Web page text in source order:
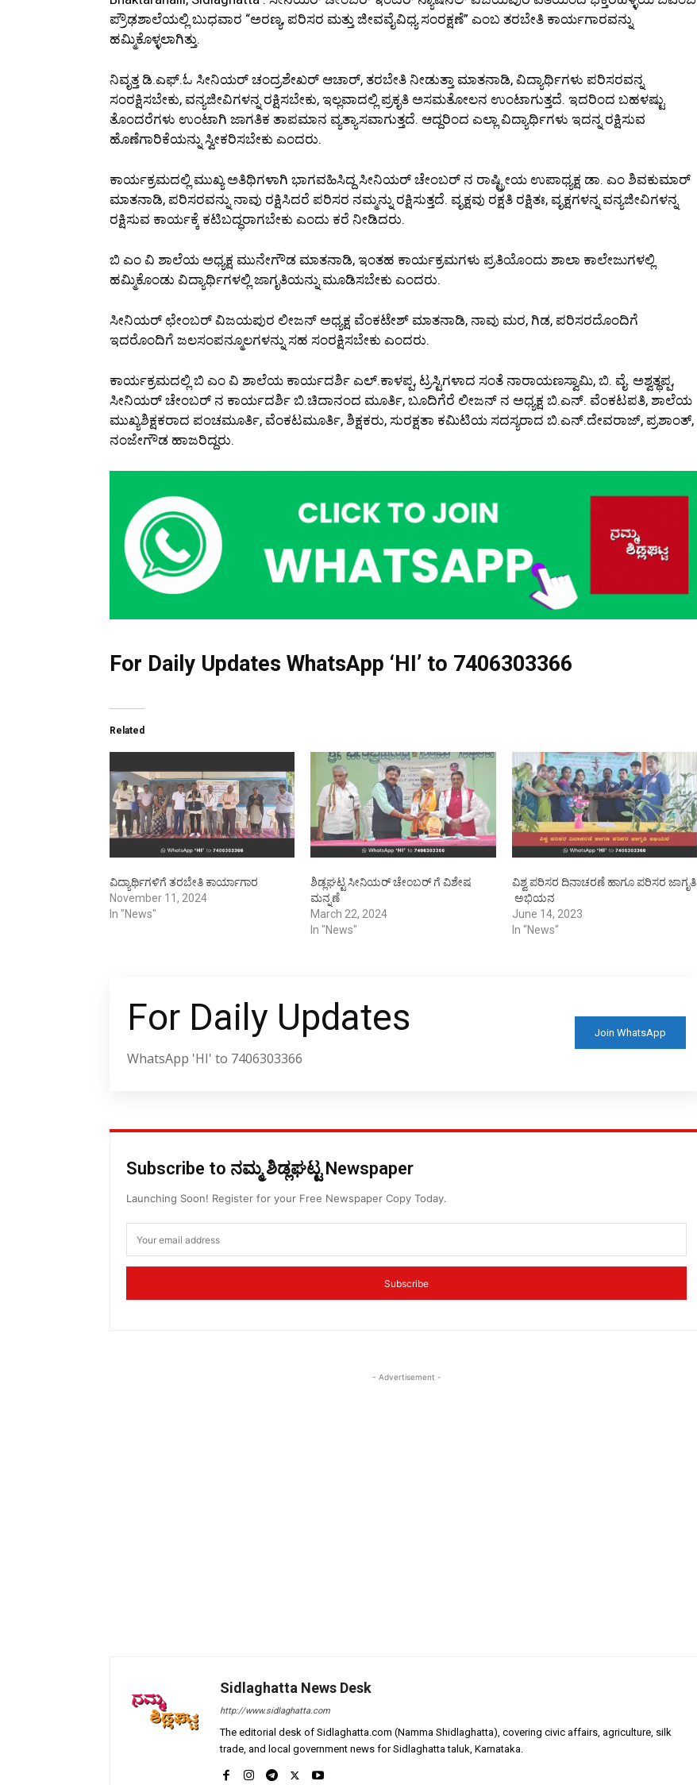
ಪ್ರೌಢಶಾಲೆಯಲ್ಲಿ ಬುಧವಾರ “ಅರಣ್ಯ, ಪರಿಸರ ಮತ್ತು ಜೀವವೈವಿಧ್ಯ ಸಂರಕ್ಷಣೆ” ಎಂಬ ತರಬೇತಿ ಕಾರ್ಯಗಾರವನ್ನು
ಹಮ್ಮಿಕೊಳ್ಳಲಾಗಿತ್ತು.
ನಿವೃತ್ತ ಡಿ.ಎಫ್.ಓ ಸೀನಿಯರ್ ಚಂದ್ರಶೇಖರ್ ಆಚಾರ್, ತರಬೇತಿ ನೀಡುತ್ತಾ ಮಾತನಾಡಿ, ವಿದ್ಯಾರ್ಥಿಗಳು ಪರಿಸರವನ್ನ
ಸಂರಕ್ಷಿಸಬೇಕು, ವನ್ಯಜೀವಿಗಳನ್ನ ರಕ್ಷಿಸಬೇಕು, ಇಲ್ಲವಾದಲ್ಲಿ ಪ್ರಕೃತಿ ಅಸಮತೋಲನ ಉಂಟಾಗುತ್ತದೆ. ಇದರಿಂದ ಬಹಳಷ್ಟು
ತೊಂದರೆಗಳು ಉಂಟಾಗಿ ಜಾಗತಿಕ ತಾಪಮಾನ ವ್ಯತ್ಯಾಸವಾಗುತ್ತದೆ. ಆದ್ದರಿಂದ ಎಲ್ಲಾ ವಿದ್ಯಾರ್ಥಿಗಳು ಇದನ್ನ ರಕ್ಷಿಸುವ
ಹೊಣೆಗಾರಿಕೆಯನ್ನು ಸ್ವೀಕರಿಸಬೇಕು ಎಂದರು.
ಕಾರ್ಯಕ್ರಮದಲ್ಲಿ ಮುಖ್ಯ ಅತಿಥಿಗಳಾಗಿ ಭಾಗವಹಿಸಿದ್ದ ಸೀನಿಯರ್ ಚೇಂಬರ್ ನ ರಾಷ್ಟ್ರೀಯ ಉಪಾಧ್ಯಕ್ಷ ಡಾ. ಎಂ ಶಿವಕುಮಾರ್
ಮಾತನಾಡಿ, ಪರಿಸರವನ್ನು ನಾವು ರಕ್ಷಿಸಿದರೆ ಪರಿಸರ ನಮ್ಮನ್ನು ರಕ್ಷಿಸುತ್ತದೆ. ವೃಕ್ಷವು ರಕ್ಷತಿ ರಕ್ಷಿತಃ, ವೃಕ್ಷಗಳನ್ನ ವನ್ಯಜೀವಿಗಳನ್ನ
ರಕ್ಷಿಸುವ ಕಾರ್ಯಕ್ಕೆ ಕಟಿಬದ್ಧರಾಗಬೇಕು ಎಂದು ಕರೆ ನೀಡಿದರು.
ಬಿ ಎಂ ವಿ ಶಾಲೆಯ ಅಧ್ಯಕ್ಷ ಮುನೇಗೌಡ ಮಾತನಾಡಿ, ಇಂತಹ ಕಾರ್ಯಕ್ರಮಗಳು ಪ್ರತಿಯೊಂದು ಶಾಲಾ ಕಾಲೇಜುಗಳಲ್ಲಿ
ಹಮ್ಮಿಕೊಂಡು ವಿದ್ಯಾರ್ಥಿಗಳಲ್ಲಿ ಜಾಗೃತಿಯನ್ನು ಮೂಡಿಸಬೇಕು ಎಂದರು.
ಸೀನಿಯರ್ ಛೇಂಬರ್ ವಿಜಯಪುರ ಲೀಜನ್ ಅಧ್ಯಕ್ಷ ವೆಂಕಟೇಶ್ ಮಾತನಾಡಿ, ನಾವು ಮರ, ಗಿಡ, ಪರಿಸರದೊಂದಿಗೆ
ಇದರೊಂದಿಗೆ ಜಲಸಂಪನ್ಮೂಲಗಳನ್ನು ಸಹ ಸಂರಕ್ಷಿಸಬೇಕು ಎಂದರು.
ಕಾರ್ಯಕ್ರಮದಲ್ಲಿ ಬಿ ಎಂ ವಿ ಶಾಲೆಯ ಕಾರ್ಯದರ್ಶಿ ಎಲ್.ಕಾಳಪ್ಪ, ಟ್ರಸ್ಟಿಗಳಾದ ಸಂತೆ ನಾರಾಯಣಸ್ವಾಮಿ, ಬಿ. ವೈ. ಅಶ್ವತ್ಥಪ್ಪ,
ಸೀನಿಯರ್ ಚೇಂಬರ್ ನ ಕಾರ್ಯದರ್ಶಿ ಬಿ.ಚಿದಾನಂದ ಮೂರ್ತಿ, ಬೂದಿಗೆರೆ ಲೀಜನ್ ನ ಅಧ್ಯಕ್ಷ ಬಿ.ಎನ್. ವೆಂಕಟಪತಿ, ಶಾಲೆಯ
ಮುಖ್ಯಶಿಕ್ಷಕರಾದ ಪಂಚಮೂರ್ತಿ, ವೆಂಕಟಮೂರ್ತಿ, ಶಿಕ್ಷಕರು, ಸುರಕ್ಷತಾ ಕಮಿಟಿಯ ಸದಸ್ಯರಾದ ಬಿ.ಎನ್.ದೇವರಾಜ್, ಪ್ರಶಾಂತ್,
ನಂಜೇಗೌಡ ಹಾಜರಿದ್ದರು.
For Daily Updates WhatsApp ‘HI’ to 7406303366
Related
ವಿದ್ಯಾರ್ಥಿಗಳಿಗೆ ತರಬೇತಿ ಕಾರ್ಯಾಗಾರ
November 11, 2024
In "News"
ಶಿಡ್ಲಘಟ್ಟ ಸೀನಿಯರ್ ಚೇಂಬರ್ ಗೆ ವಿಶೇಷ
ಮನ್ನಣೆ
March 22, 2024
In "News"
ವಿಶ್ವ ಪರಿಸರ ದಿನಾಚರಣೆ ಹಾಗೂ ಪರಿಸರ ಜಾಗೃತಿ
ಅಭಿಯನ
June 14, 2023
In "News"
For Daily Updates
WhatsApp 'HI' to 7406303366
Join WhatsApp
Subscribe to ನಮ್ಮ ಶಿಡ್ಲಘಟ್ಟ Newspaper
Launching Soon! Register for your Free Newspaper Copy Today.
Subscribe
- Advertisement -
Sidlaghatta News Desk
http://www.sidlaghatta.com
The editorial desk of Sidlaghatta.com (Namma Shidlaghatta), covering civic affairs, agriculture, silk
trade, and local government news for Sidlaghatta taluk, Karnataka.